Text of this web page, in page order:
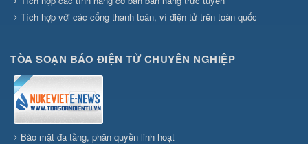
Tích hợp với các cổng thanh toán, ví điện tử trên toàn quốc
TÒA SOẠN BÁO ĐIỆN TỬ CHUYÊN NGHIỆP
Bảo mật đa tầng, phân quyền linh hoạt